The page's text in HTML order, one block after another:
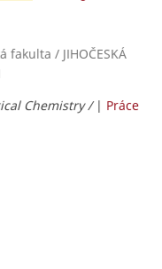
fakulta / JIHOČESKÁ
Chemistry / | Práce